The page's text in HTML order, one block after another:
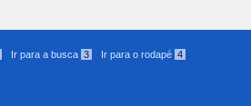
Ir para a busca 3 Ir para o rodapé 4